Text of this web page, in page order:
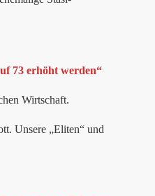
73 erhöht werden“
Wirtschaft.
Unsere „Eliten“ und